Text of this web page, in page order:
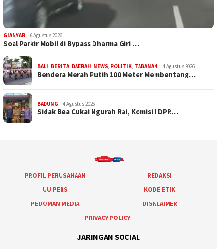
GIANYAR 6 Agustus 2026
Soal Parkir Mobil di Bypass Dharma Giri …
BALI, BERITA, DAERAH, NEWS, POLITIK, TABANAN 4 Agustus 2026
Bendera Merah Putih 100 Meter Membentang…
BADUNG 4 Agustus 2026
Sidak Bea Cukai Ngurah Rai, Komisi I DPR…
PROFIL PERUSAHAAN
REDAKSI
UU PERS
KODE ETIK
PEDOMAN MEDIA
DISKLAIMER
PRIVACY POLICY
JARINGAN SOCIAL